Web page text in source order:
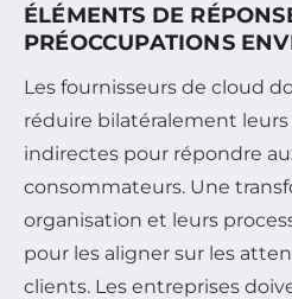
ÉLÉMENTS DE
PRÉOCCUPATIONS
Les fournisseurs de cloud
réduire bilatéralement
indirectes pour répondre
consommateurs. Une
organisation et leurs
pour les aligner sur les
clients. Les entreprises